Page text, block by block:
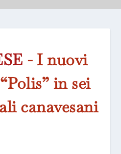
- I nuovi
in sei
canavesani